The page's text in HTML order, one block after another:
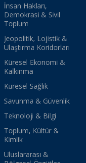
İnsan Hakları,
Demokrasi & Sivil
Toplum
Jeopolitik, Lojistik &
Ulaştırma Koridorları
Küresel Ekonomi &
Kalkınma
Küresel Sağlık
Savunma & Güvenlik
Teknoloji & Bilgi
Toplum, Kültür &
Kimlik
Uluslararası &